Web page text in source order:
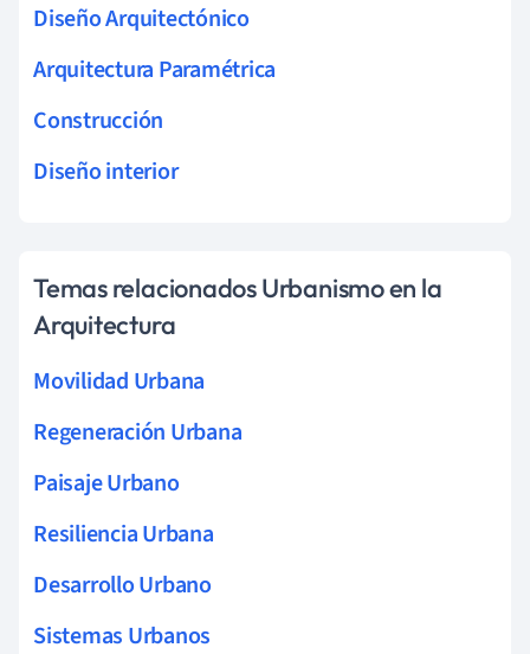
Diseño Arquitectónico
Arquitectura Paramétrica
Construcción
Diseño interior
Temas relacionados Urbanismo en la
Arquitectura
Movilidad Urbana
Regeneración Urbana
Paisaje Urbano
Resiliencia Urbana
Desarrollo Urbano
Sistemas Urbanos